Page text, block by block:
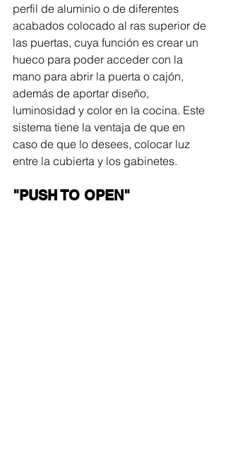
perfil de aluminio o de diferentes
acabados colocado al ras superior de
las puertas, cuya función es crear un
hueco para poder acceder con la
mano para abrir la puerta o cajón,
además de aportar diseño,
luminosidad y color en la cocina. Este
sistema tiene la ventaja de que en
caso de que lo desees, colocar luz
entre la cubierta y los gabinetes.
"PUSH TO OPEN"